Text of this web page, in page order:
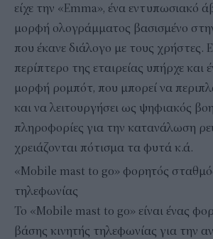
είχε την «Emma», ένα εντυπωσιακό
μορφή ολογράμματος βασισμένο
που έκανε διάλογο με τους χρήστες.
περίπτερο της εταιρείας υπήρχε και
μορφή ρομπότ, που μπορεί να
και να λειτουργήσει ως ψηφιακός
πληροφορίες για την κατανάλωση
χρειάζονται πότισμα τα φυτά κ.ά.
«Μobile mast to go» φορητός
τηλεφωνίας
Το «Μobile mast to go» είναι ένας
βάσης κινητής τηλεφωνίας για την